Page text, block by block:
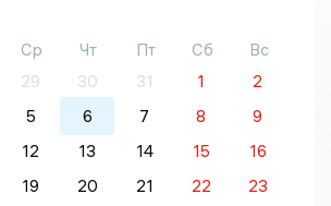
Ср Чт Пт Сб
Вс
29 30 31 1
2
5 6 7 8
9
12 13 14 15
16
19 20 21 22
23